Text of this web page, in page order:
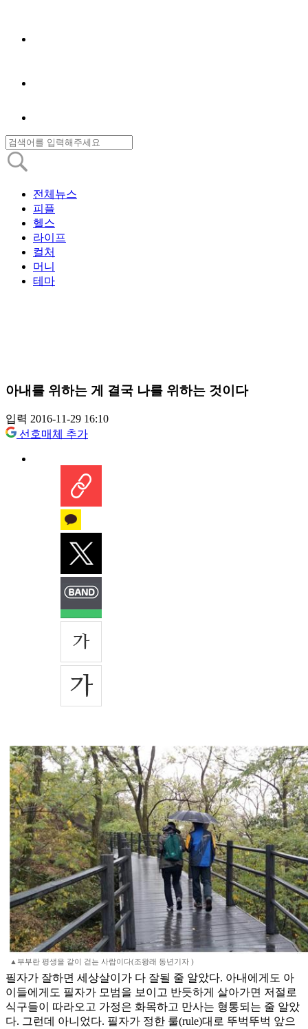
전체뉴스
피플
헬스
라이프
컬처
머니
테마
아내를 위하는 게 결국 나를 위하는 것이다
입력 2016-11-29 16:10
선호매체 추가
▲부부란 평생을 같이 걷는 사람이다(조왕래 동년기자 )
필자가 잘하면 세상살이가 다 잘될 줄 알았다. 아내에게도 아
이들에게도 필자가 모범을 보이고 반듯하게 살아가면 저절로
식구들이 따라오고 가정은 화목하고 만사는 형통되는 줄 알았
다. 그런데 아니었다. 필자가 정한 룰(rule)대로 뚜벅뚜벅 앞으